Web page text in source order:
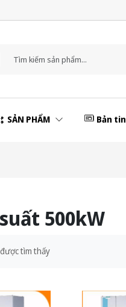
SẢN PHẨM Bản tin
500kW
tìm thấy